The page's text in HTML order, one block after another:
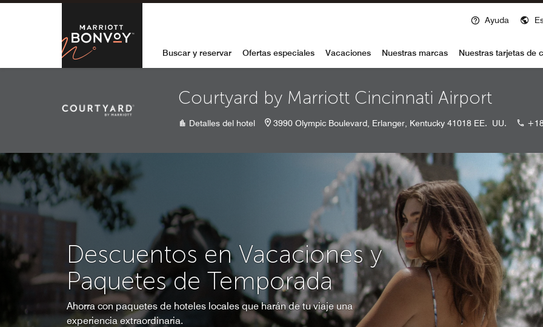
Skip to Content
Marriott Bonvoy
Ayuda
Buscar y reservar Ofertas especiales Vacaciones Nuestras marcas Nuestras tarjetas de
Courtyard by Marriott Cincinnati Airport
Detalles del hotel 3990 Olympic Boulevard, Erlanger, Kentucky 41018 EE. UU.
Descuentos en Vacaciones y
Paquetes de Temporada
Ahorra con paquetes de hoteles locales que harán de tu viaje una
experiencia extraordinaria.